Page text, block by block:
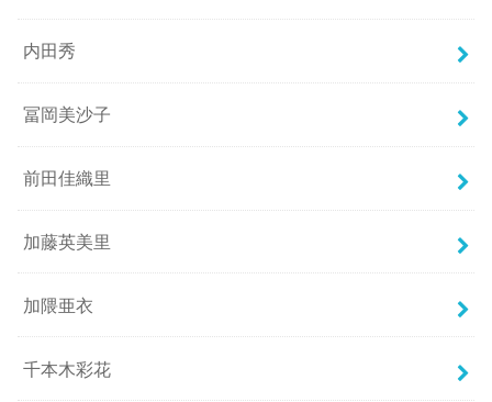
内田秀
冨岡美沙子
前田佳織里
加藤英美里
加隈亜衣
千本木彩花